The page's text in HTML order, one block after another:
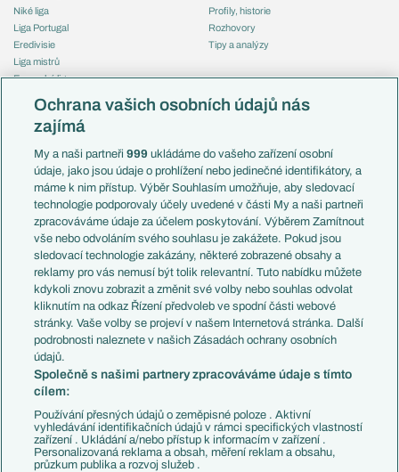
Niké liga
Liga Portugal
Eredivisie
Liga mistrů
Evropská liga
Mistrovství světa
Liga národů
Témata
Představení týmů MS
EuroSkauting
PL v kostce
Evropské koeficienty
Přestupy
Přestupové spekulace
Zranění
Kluby
Arsenal FC
Chelsea FC
Manchester United
AC Milán
Juventus FC
Bayern Mnichov
FC Barcelona
Real Madrid
Profily, historie
Rozhovory
Tipy a analýzy
Česko
Francie
Itálie
Německo
Španělsko
Argentina
Brazílie
Přestupy
Zápasy
Livescore
Tipovací soutěž
Ochrana vašich osobních údajů nás
zajímá
My a naši partneři999 ukládáme do vašeho zařízení osobní
údaje, jako jsou údaje o prohlížení nebo jedinečné identifikátory, a
máme k nim přístup. Výběr Souhlasím umožňuje, aby sledovací
technologie podporovaly účely uvedené v části My a naši partneři
zpracováváme údaje za účelem poskytování. Výběrem Zamítnout
vše nebo odvoláním svého souhlasu je zakážete. Pokud jsou
sledovací technologie zakázány, některé zobrazené obsahy a
reklamy pro vás nemusí být tolik relevantní. Tuto nabídku můžete
kdykoli znovu zobrazit a změnit své volby nebo souhlas odvolat
kliknutím na odkaz Řízení předvoleb ve spodní části webové
stránky. Vaše volby se projeví v našem Internetová stránka. Další
podrobnosti naleznete v našich Zásadách ochrany osobních
údajů.
Společně s našimi partnery zpracováváme údaje s tímto
cílem:
Používání přesných údajů o zeměpisné poloze . Aktivní
vyhledávání identifikačních údajů v rámci specifických vlastností
zařízení . Ukládání a/nebo přístup k informacím v zařízení .
Personalizovaná reklama a obsah, měření reklam a obsahu,
průzkum publika a rozvoj služeb .